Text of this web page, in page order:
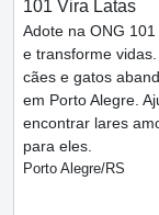
101 Vira Latas
Adote na ONG
e transforme
cães e gatos
em Porto Alegre.
encontrar lares
para eles.
Porto Alegre/RS